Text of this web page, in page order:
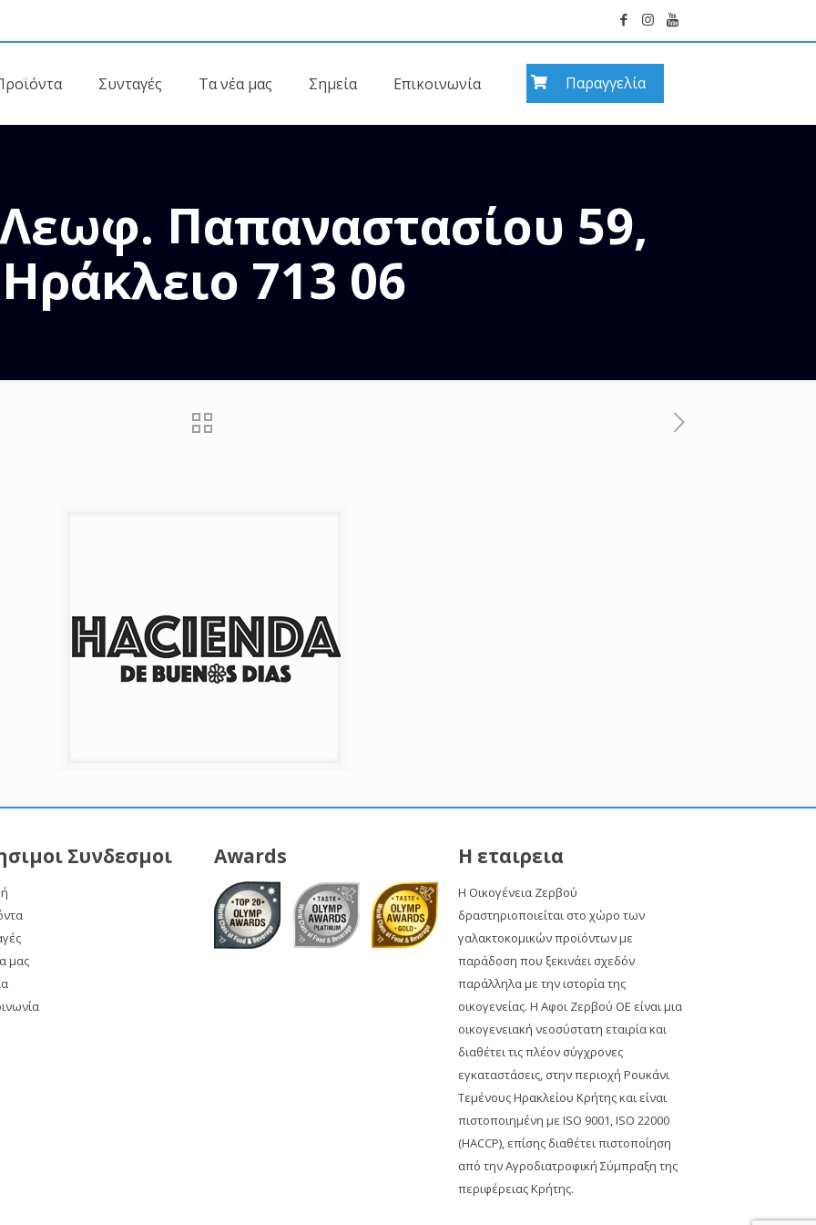
Συνταγές Τα νέα μας Σημεία Επικοινωνία Παραγγελία
Παπαναστασίου 59,
Ηράκλειο 713 06
Συνδεσμοι
μας
Awards Η εταιρεια
Η Οικογένεια Ζερβού
δραστηριοποιείται στο χώρο των
γαλακτοκομικών προϊόντων με
παράδοση που ξεκινάει σχεδόν
παράλληλα με την ιστορία της
οικογενείας. Η Αφοι Ζερβού ΟΕ είναι μια
οικογενειακή νεοσύστατη εταιρία και
διαθέτει τις πλέον σύγχρονες
εγκαταστάσεις, στην περιοχή Ρουκάνι
Τεμένους Ηρακλείου Κρήτης και είναι
πιστοποιημένη με ISO 9001, ISO 22000
(HACCP), επίσης διαθέτει πιστοποίηση
από την Αγροδιατροφική Σύμπραξη της
περιφέρειας Κρήτης.